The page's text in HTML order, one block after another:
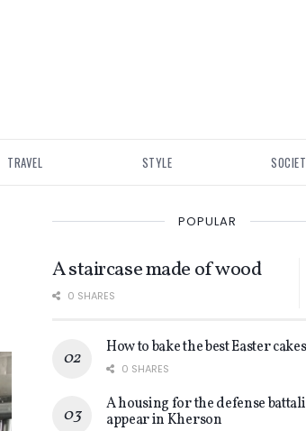
TRAVEL STYLE
POPULAR
A staircase made of wood
0 SHARES
How to bake the best Easter cakes
0 SHARES
A housing for the defense
appear in Kherson